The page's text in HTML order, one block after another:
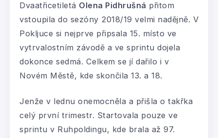
Dvaatřicetiletá Olena Pidhrušná přitom
vstoupila do sezóny 2018/19 velmi nadějně. V
Pokljuce si nejprve připsala 15. místo ve
vytrvalostním závodě a ve sprintu dojela
dokonce sedmá. Celkem se jí dařilo i v
Novém Městě, kde skončila 13. a 18.
Jenže v lednu onemocněla a přišla o takřka
celý první trimestr. Startovala pouze ve
sprintu v Ruhpoldingu, kde brala až 97.